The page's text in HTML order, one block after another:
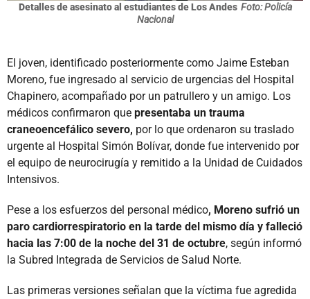
Detalles de asesinato al estudiantes de Los Andes Foto: Policía
Nacional
El joven, identificado posteriormente como Jaime Esteban
Moreno, fue ingresado al servicio de urgencias del Hospital
Chapinero, acompañado por un patrullero y un amigo. Los
médicos confirmaron que presentaba un trauma
craneoencefálico severo, por lo que ordenaron su traslado
urgente al Hospital Simón Bolívar, donde fue intervenido por
el equipo de neurocirugía y remitido a la Unidad de Cuidados
Intensivos.
Pese a los esfuerzos del personal médico, Moreno sufrió un
paro cardiorrespiratorio en la tarde del mismo día y falleció
hacia las 7:00 de la noche del 31 de octubre, según informó
la Subred Integrada de Servicios de Salud Norte.
Las primeras versiones señalan que la víctima fue agredida